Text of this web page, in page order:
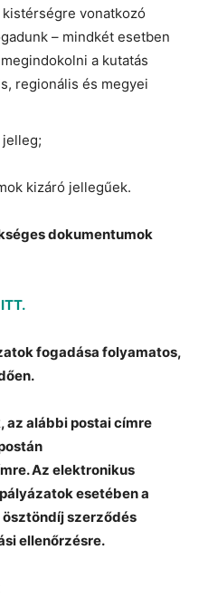
vonatkozó
– mindkét esetben
a kutatás
regionális és megyei
kizáró jellegűek.
dokumentumok
ITT.
fogadása folyamatos,
az alábbi postai címre
Az elektronikus
esetében a
szerződés
ellenőrzésre.